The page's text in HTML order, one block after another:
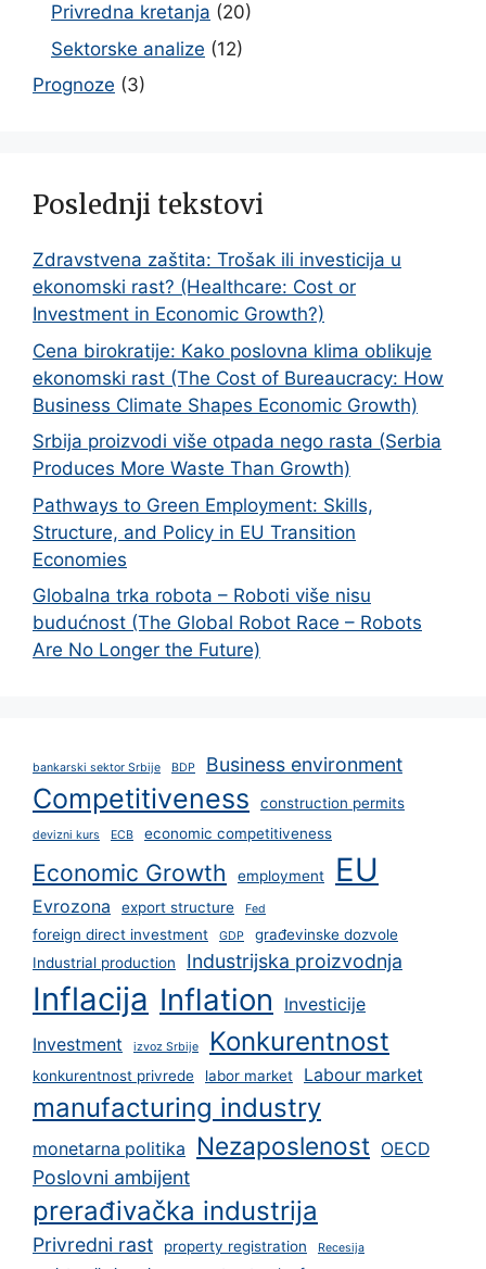
Privredna kretanja (20)
Sektorske analize (12)
Prognoze (3)
Poslednji tekstovi
Zdravstvena zaštita: Trošak ili investicija u
ekonomski rast? (Healthcare: Cost or
Investment in Economic Growth?)
Cena birokratije: Kako poslovna klima oblikuje
ekonomski rast (The Cost of Bureaucracy: How
Business Climate Shapes Economic Growth)
Srbija proizvodi više otpada nego rasta (Serbia
Produces More Waste Than Growth)
Pathways to Green Employment: Skills,
Structure, and Policy in EU Transition
Economies
Globalna trka robota – Roboti više nisu
budućnost (The Global Robot Race – Robots
Are No Longer the Future)
bankarski sektor Srbije BDP Business environment
Competitiveness construction permits
devizni kurs ECB economic competitiveness
Economic Growth employment EU
Evrozona export structure Fed
foreign direct investment GDP
građevinske dozvole
Industrial production
Industrijska proizvodnja
Inflacija Inflation
Investicije
Investment
izvoz Srbije Konkurentnost
konkurentnost privrede labor market Labour market
manufacturing industry
monetarna politika Nezaposlenost OECD
Poslovni ambijent
prerađivačka industrija
Privredni rast property registration Recesija